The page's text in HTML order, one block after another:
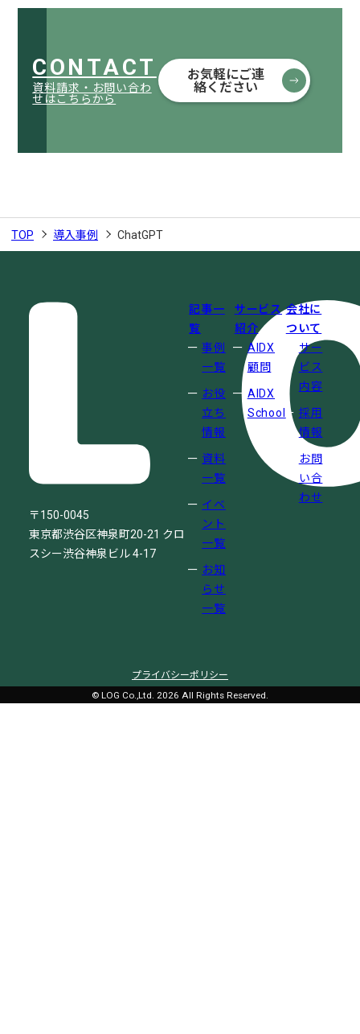
CONTACT
資料請求・お問い合わ
せはこちらから
お気軽にご連
絡ください
TOP 導入事例 ChatGPT
〒150-0045
東京都渋谷区神泉町20-21 クロ
スシー渋谷神泉ビル 4-17
記事一
覧
事例
一覧
お役
立ち
情報
資料
一覧
イベ
ント
一覧
お知
らせ
一覧
サービス
紹介
AIDX
顧問
AIDX
School
会社に
ついて
サー
ビス
内容
採用
情報
お問
い合
わせ
プライバシーポリシー
© LOG Co.,Ltd. 2026 All Rights Reserved.